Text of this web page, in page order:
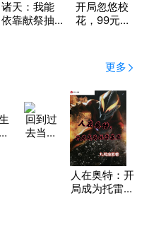
诸天：我能
依靠献祭抽
开局忽悠校
花，99元打
更多
回到过
去当编
人在奥特：开
局成为托雷基